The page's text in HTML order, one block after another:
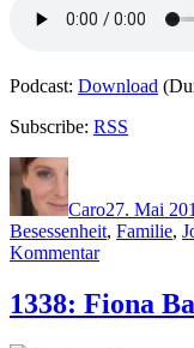
Podcast: Download
Subscribe: RSS
Autor
Caro27. Mai
Besessenheit, Familie,
Kommentarzu
Luca
D`Andrea
1338: Fiona